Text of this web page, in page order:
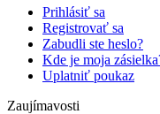
Prihlásiť sa
Registrovať sa
Zabudli ste heslo?
Kde je moja
Uplatniť poukaz
Zaujímavosti